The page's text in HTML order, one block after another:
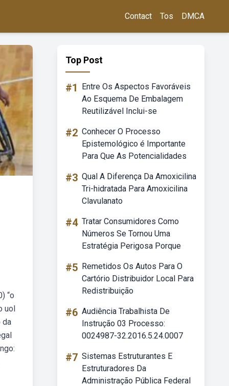
Contact Tos DMCA
“o
uol
da
Top Post
#1
Entre Os Aspectos Favoráveis
Ao Esquema De Embalagem
Reutilizável Inclui-se
#2 Conhecer O Processo
Epistemológico é Importante
Para Que As Potencialidades
#3 Qual A Diferença Da Amoxicilina
Tri-hidratada Para Amoxicilina
Clavulanato
#4 Tratar Consumidores Como
Números Se Tornou Uma
Estratégia Perigosa Porque
#5 Remetidos Os Autos Para O
Cartório Distribuidor Local Para
Redistribuição
#6 Audiência Trabalhista De
Instrução 03 Processo:
0024987-32.2016.5.24.0007
#7 Sistemas Estruturantes E
Estruturadores Da
Administração Pública Federal